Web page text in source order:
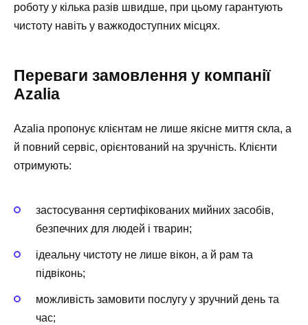
роботу у кілька разів швидше, при цьому гарантують
чистоту навіть у важкодоступних місцях.
Переваги замовлення у компанії
Azalia
Azalia пропонує клієнтам не лише якісне миття скла, а
й повний сервіс, орієнтований на зручність. Клієнти
отримують:
застосування сертифікованих мийних засобів,
безпечних для людей і тварин;
ідеальну чистоту не лише вікон, а й рам та
підвіконь;
можливість замовити послугу у зручний день та
час;